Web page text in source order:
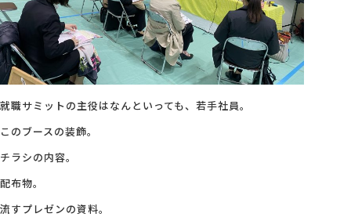
就職サミットの主役はなんといっても、若手社員。
このブースの装飾。
チラシの内容。
配布物。
流すプレゼンの資料。